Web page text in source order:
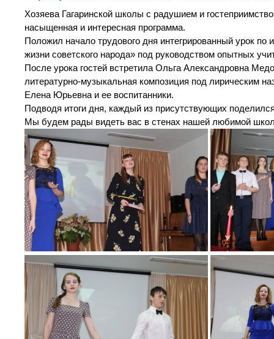
Хозяева Гагаринской школы с радушием и
насыщенная и интересная программа.
Положил начало трудового дня интегрированный урок
жизни советского народа» под руководством опытных
После урока гостей встретила Ольга Александровна
литературно-музыкальная композиция под лирическим
Елена Юрьевна и ее воспитанники.
Подводя итоги дня, каждый из присутствующих
Мы будем рады видеть вас в стенах нашей любимой